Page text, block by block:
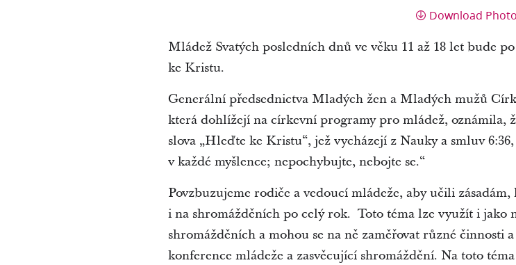
Download Photo
Mládež Svatých posledních dnů ve věku 11 až 18 let bude
ke Kristu.
Generální předsednictva Mladých žen a Mladých mužů
která dohlížejí na církevní programy pro mládež, oznámila,
slova „Hleďte ke Kristu“, jež vycházejí z Nauky a smluv
v každé myšlence; nepochybujte, nebojte se.“
Povzbuzujeme rodiče a vedoucí mládeže, aby učili
i na shromážděních po celý rok. Toto téma lze využít i jako
shromážděních a mohou se na ně zaměřovat různé činnosti
konference mládeže a zasvěcující shromáždění. Na toto